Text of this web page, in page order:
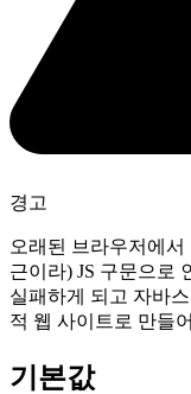
경고
오래된 브라우저에
근이라) JS 구문으로
실패하게 되고 자바
적 웹 사이트로 만들
기본값